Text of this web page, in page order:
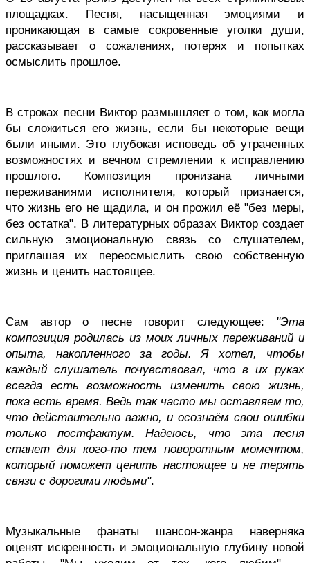
площадках. Песня, насыщенная эмоциями и
проникающая в самые сокровенные уголки души,
рассказывает о сожалениях, потерях и попытках
осмыслить прошлое.
В строках песни Виктор размышляет о том, как могла
бы сложиться его жизнь, если бы некоторые вещи
были иными. Это глубокая исповедь об утраченных
возможностях и вечном стремлении к исправлению
прошлого. Композиция пронизана личными
переживаниями исполнителя, который признается,
что жизнь его не щадила, и он прожил её "без меры,
без остатка". В литературных образах Виктор создает
сильную эмоциональную связь со слушателем,
приглашая их переосмыслить свою собственную
жизнь и ценить настоящее.
Сам автор о песне говорит следующее: "Эта
композиция родилась из моих личных переживаний и
опыта, накопленного за годы. Я хотел, чтобы
каждый слушатель почувствовал, что в их руках
всегда есть возможность изменить свою жизнь,
пока есть время. Ведь так часто мы оставляем то,
что действительно важно, и осознаём свои ошибки
только постфактум. Надеюсь, что эта песня
станет для кого-то тем поворотным моментом,
который поможет ценить настоящее и не терять
связи с дорогими людьми".
Музыкальные фанаты шансон-жанра наверняка
оценят искренность и эмоциональную глубину новой